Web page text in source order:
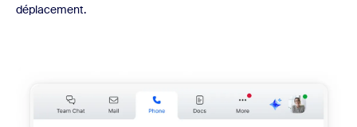
déplacement.